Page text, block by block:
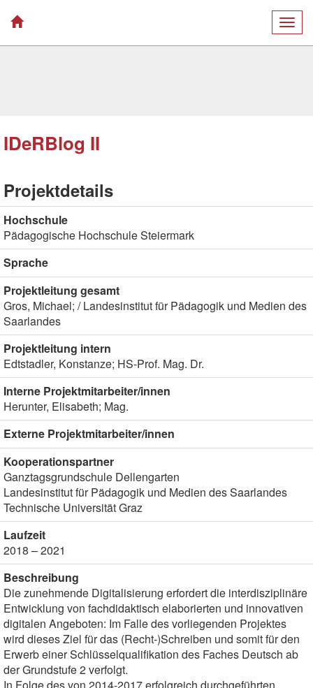
IDeRBlog II
Projektdetails
Hochschule
Pädagogische Hochschule Steiermark
Sprache
Projektleitung gesamt
Gros, Michael; / Landesinstitut für Pädagogik und Medien des
Saarlandes
Projektleitung intern
Edtstadler, Konstanze; HS-Prof. Mag. Dr.
Interne Projektmitarbeiter/innen
Herunter, Elisabeth; Mag.
Externe Projektmitarbeiter/innen
Kooperationspartner
Ganztagsgrundschule Dellengarten
Landesinstitut für Pädagogik und Medien des Saarlandes
Technische Universität Graz
Laufzeit
2018 – 2021
Beschreibung
Die zunehmende Digitalisierung erfordert die interdisziplinäre
Entwicklung von fachdidaktisch elaborierten und innovativen
digitalen Angeboten: Im Falle des vorliegenden Projektes
wird dieses Ziel für das (Recht-)Schreiben und somit für den
Erwerb einer Schlüsselqualifikation des Faches Deutsch ab
der Grundstufe 2 verfolgt.